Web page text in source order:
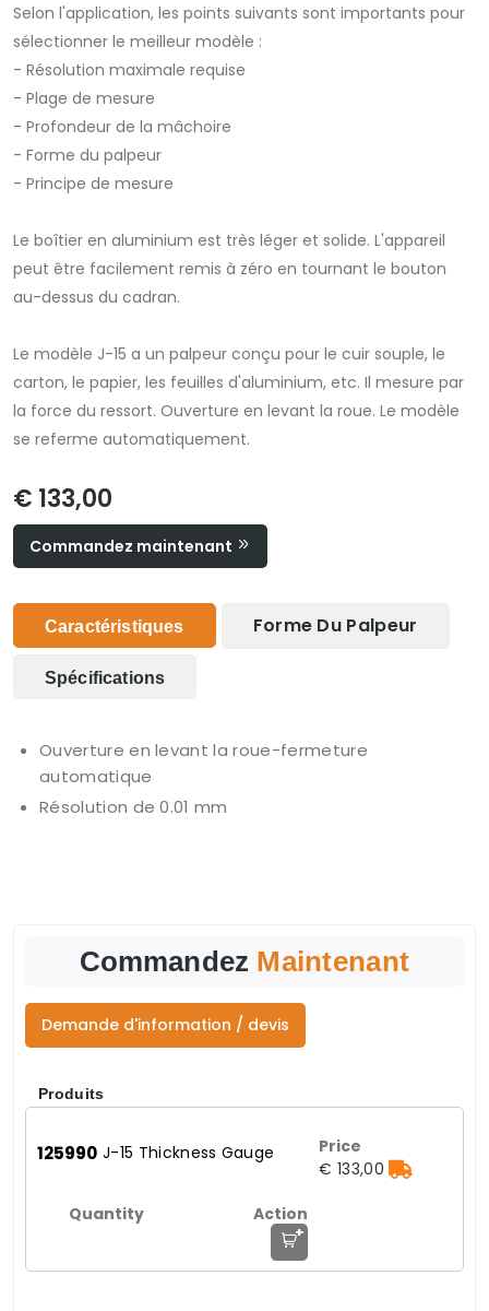
Selon l'application, les points suivants sont importants pour
sélectionner le meilleur modèle :
- Résolution maximale requise
- Plage de mesure
- Profondeur de la mâchoire
- Forme du palpeur
- Principe de mesure
Le boîtier en aluminium est très léger et solide. L'appareil
peut être facilement remis à zéro en tournant le bouton
au-dessus du cadran.
Le modèle J-15 a un palpeur conçu pour le cuir souple, le
carton, le papier, les feuilles d'aluminium, etc. Il mesure par
la force du ressort. Ouverture en levant la roue. Le modèle
se referme automatiquement.
€ 133,00
Commandez maintenant
Caractéristiques Forme Du Palpeur
Spécifications
Ouverture en levant la roue-fermeture
automatique
Résolution de 0.01 mm
Commandez Maintenant
Demande d'information / devis
Produits
125990 J-15 Thickness Gauge
€ 133,00
+